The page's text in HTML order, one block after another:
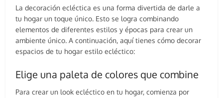
La decoración ecléctica es una forma divertida de darle a
tu hogar un toque único. Esto se logra combinando
elementos de diferentes estilos y épocas para crear un
ambiente único. A continuación, aquí tienes cómo decorar
espacios de tu hogar estilo ecléctico:
Elige una paleta de colores que combine
Para crear un look ecléctico en tu hogar, comienza por